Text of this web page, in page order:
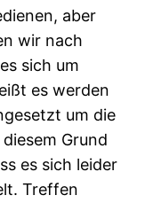
aber
wir nach
sich um
es werden
um die
Grund
es sich leider
Treffen